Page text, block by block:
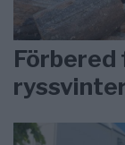
Förbered